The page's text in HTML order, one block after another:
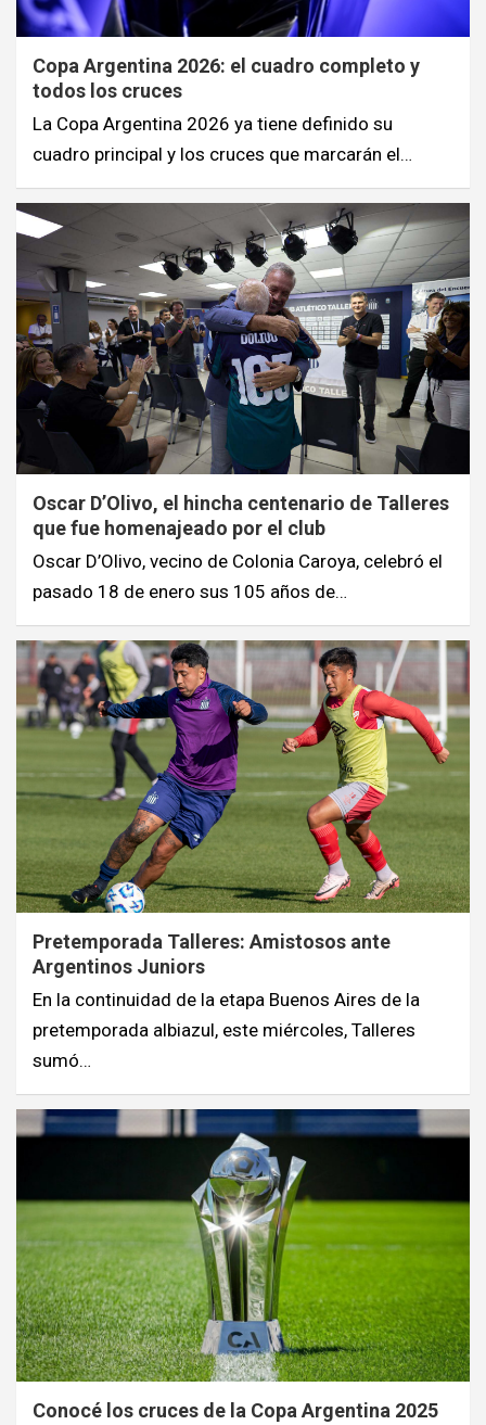
Copa Argentina 2026: el cuadro completo y
todos los cruces
La Copa Argentina 2026 ya tiene definido su
cuadro principal y los cruces que marcarán el…
Oscar D’Olivo, el hincha centenario de Talleres
que fue homenajeado por el club
Oscar D’Olivo, vecino de Colonia Caroya, celebró el
pasado 18 de enero sus 105 años de…
Pretemporada Talleres: Amistosos ante
Argentinos Juniors
En la continuidad de la etapa Buenos Aires de la
pretemporada albiazul, este miércoles, Talleres
sumó…
Conocé los cruces de la Copa Argentina 2025